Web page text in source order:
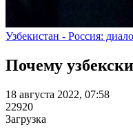
Узбекистан - Россия:
Почему
18 августа 2022, 07:58
22920
Загрузка